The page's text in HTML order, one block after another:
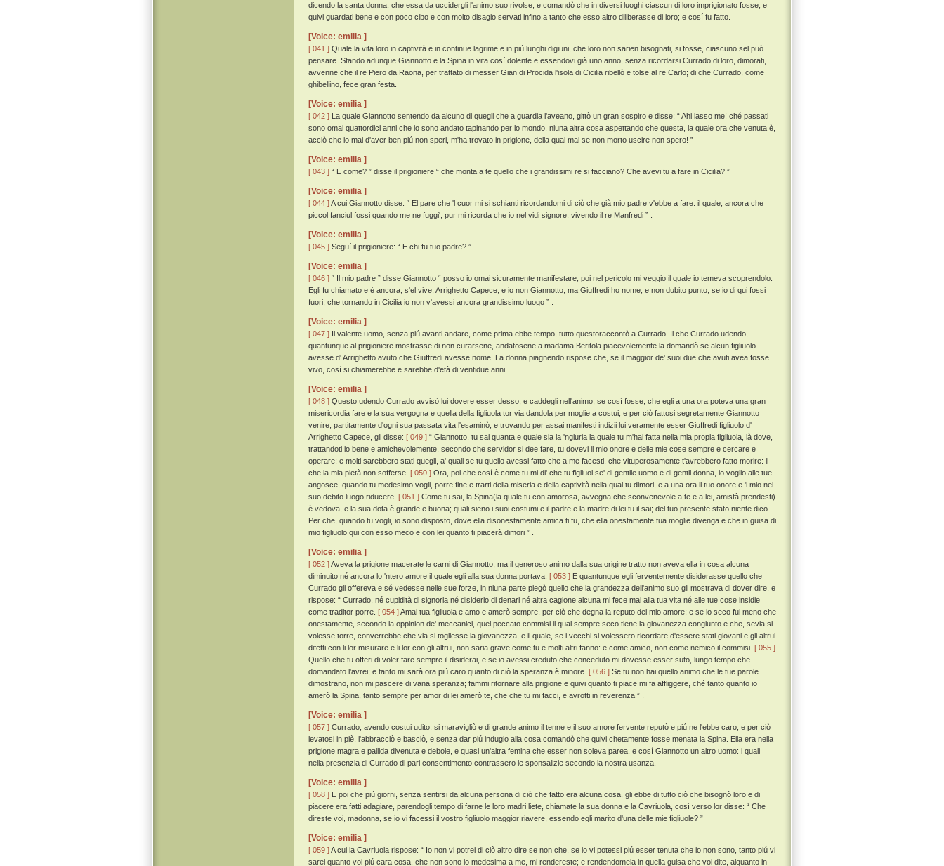
dicendo la santa donna, che essa da uccidergli l'animo suo rivolse; e comandò che in diversi luoghi ciascun di loro imprigionato fosse, e
quivi guardati bene e con poco cibo e con molto disagio servati infino a tanto che esso altro diliberasse di loro; e cosí fu fatto.
[Voice: emilia ]
[ 041 ] Quale la vita loro in captività e in continue lagrime e in piú lunghi digiuni, che loro non sarien bisognati, si fosse, ciascuno sel può
pensare. Stando adunque Giannotto e la Spina in vita cosí dolente e essendovi già uno anno, senza ricordarsi Currado di loro, dimorati,
avvenne che il re Piero da Raona, per trattato di messer Gian di Procida l'isola di Cicilia ribellò e tolse al re Carlo; di che Currado, come
ghibellino, fece gran festa.
[Voice: emilia ]
[ 042 ] La quale Giannotto sentendo da alcuno di quegli che a guardia l'aveano, gittò un gran sospiro e disse: “ Ahi lasso me! ché passati
sono omai quattordici anni che io sono andato tapinando per lo mondo, niuna altra cosa aspettando che questa, la quale ora che venuta è,
acciò che io mai d'aver ben piú non speri, m'ha trovato in prigione, della qual mai se non morto uscire non spero! ”
[Voice: emilia ]
[ 043 ] “ E come? ” disse il prigioniere “ che monta a te quello che i grandissimi re si facciano? Che avevi tu a fare in Cicilia? ”
[Voice: emilia ]
[ 044 ]A cui Giannotto disse: “ El pare che 'l cuor mi si schianti ricordandomi di ciò che già mio padre v'ebbe a fare: il quale, ancora che
piccol fanciul fossi quando me ne fuggi', pur mi ricorda che io nel vidi signore, vivendo il re Manfredi ” .
[Voice: emilia ]
[ 045 ] Seguí il prigioniere: “ E chi fu tuo padre? ”
[Voice: emilia ]
[ 046 ] “ Il mio padre ” disse Giannotto “ posso io omai sicuramente manifestare, poi nel pericolo mi veggio il quale io temeva scoprendolo.
Egli fu chiamato e è ancora, s'el vive, Arrighetto Capece, e io non Giannotto, ma Giuffredi ho nome; e non dubito punto, se io di qui fossi
fuori, che tornando in Cicilia io non v'avessi ancora grandissimo luogo ” .
[Voice: emilia ]
[ 047 ] Il valente uomo, senza piú avanti andare, come prima ebbe tempo, tutto questoraccontò a Currado. Il che Currado udendo,
quantunque al prigioniere mostrasse di non curarsene, andatosene a madama Beritola piacevolemente la domandò se alcun figliuolo
avesse d' Arrighetto avuto che Giuffredi avesse nome. La donna piagnendo rispose che, se il maggior de' suoi due che avuti avea fosse
vivo, cosí si chiamerebbe e sarebbe d'età di ventidue anni.
[Voice: emilia ]
[ 048 ] Questo udendo Currado avvisò lui dovere esser desso, e caddegli nell'animo, se cosí fosse, che egli a una ora poteva una gran
misericordia fare e la sua vergogna e quella della figliuola tor via dandola per moglie a costui; e per ciò fattosi segretamente Giannotto
venire, partitamente d'ogni sua passata vita l'esaminò; e trovando per assai manifesti indizii lui veramente esser Giuffredi figliuolo d'
Arrighetto Capece, gli disse: [ 049 ] “ Giannotto, tu sai quanta e quale sia la 'ngiuria la quale tu m'hai fatta nella mia propia figliuola, là dove,
trattandoti io bene e amichevolemente, secondo che servidor si dee fare, tu dovevi il mio onore e delle mie cose sempre e cercare e
operare; e molti sarebbero stati quegli, a' quali se tu quello avessi fatto che a me facesti, che vituperosamente t'avrebbero fatto morire: il
che la mia pietà non sofferse. [ 050 ] Ora, poi che cosí è come tu mi di' che tu figliuol se' di gentile uomo e di gentil donna, io voglio alle tue
angosce, quando tu medesimo vogli, porre fine e trarti della miseria e della captività nella qual tu dimori, e a una ora il tuo onore e 'l mio nel
suo debito luogo riducere. [ 051 ] Come tu sai, la Spina(la quale tu con amorosa, avvegna che sconvenevole a te e a lei, amistà prendesti)
è vedova, e la sua dota è grande e buona; quali sieno i suoi costumi e il padre e la madre di lei tu il sai; del tuo presente stato niente dico.
Per che, quando tu vogli, io sono disposto, dove ella disonestamente amica ti fu, che ella onestamente tua moglie divenga e che in guisa di
mio figliuolo qui con esso meco e con lei quanto ti piacerà dimori ” .
[Voice: emilia ]
[ 052 ]Aveva la prigione macerate le carni di Giannotto, ma il generoso animo dalla sua origine tratto non aveva ella in cosa alcuna
diminuito né ancora lo 'ntero amore il quale egli alla sua donna portava. [ 053 ] E quantunque egli ferventemente disiderasse quello che
Currado gli offereva e sé vedesse nelle sue forze, in niuna parte piegò quello che la grandezza dell'animo suo gli mostrava di dover dire, e
rispose: “ Currado, né cupidità di signoria né disiderio di denari né altra cagione alcuna mi fece mai alla tua vita né alle tue cose insidie
come traditor porre. [ 054 ]Amai tua figliuola e amo e amerò sempre, per ciò che degna la reputo del mio amore; e se io seco fui meno che
onestamente, secondo la oppinion de' meccanici, quel peccato commisi il qual sempre seco tiene la giovanezza congiunto e che, sevia si
volesse torre, converrebbe che via si togliesse la giovanezza, e il quale, se i vecchi si volessero ricordare d'essere stati giovani e gli altrui
difetti con li lor misurare e li lor con gli altrui, non saria grave come tu e molti altri fanno: e come amico, non come nemico il commisi. [ 055 ]
Quello che tu offeri di voler fare sempre il disiderai, e se io avessi creduto che conceduto mi dovesse esser suto, lungo tempo che
domandato l'avrei; e tanto mi sarà ora piú caro quanto di ciò la speranza è minore. [ 056 ] Se tu non hai quello animo che le tue parole
dimostrano, non mi pascere di vana speranza; fammi ritornare alla prigione e quivi quanto ti piace mi fa affliggere, ché tanto quanto io
amerò la Spina, tanto sempre per amor di lei amerò te, che che tu mi facci, e avrotti in reverenza ” .
[Voice: emilia ]
[ 057 ] Currado, avendo costui udito, si maravigliò e di grande animo il tenne e il suo amore fervente reputò e piú ne l'ebbe caro; e per ciò
levatosi in piè, l'abbracciò e basciò, e senza dar piú indugio alla cosa comandò che quivi chetamente fosse menata la Spina. Ella era nella
prigione magra e pallida divenuta e debole, e quasi un'altra femina che esser non soleva parea, e cosí Giannotto un altro uomo: i quali
nella presenzia di Currado di pari consentimento contrassero le sponsalizie secondo la nostra usanza.
[Voice: emilia ]
[ 058 ] E poi che piú giorni, senza sentirsi da alcuna persona di ciò che fatto era alcuna cosa, gli ebbe di tutto ciò che bisognò loro e di
piacere era fatti adagiare, parendogli tempo di farne le loro madri liete, chiamate la sua donna e la Cavriuola, cosí verso lor disse: “ Che
direste voi, madonna, se io vi facessi il vostro figliuolo maggior riavere, essendo egli marito d'una delle mie figliuole? ”
[Voice: emilia ]
[ 059 ]A cui la Cavriuola rispose: “ Io non vi potrei di ciò altro dire se non che, se io vi potessi piú esser tenuta che io non sono, tanto piú vi
sarei quanto voi piú cara cosa, che non sono io medesima a me, mi rendereste; e rendendomela in quella guisa che voi dite, alquanto in